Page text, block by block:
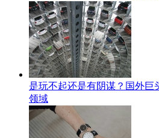
是玩不起还是有阴谋？国外巨
领域